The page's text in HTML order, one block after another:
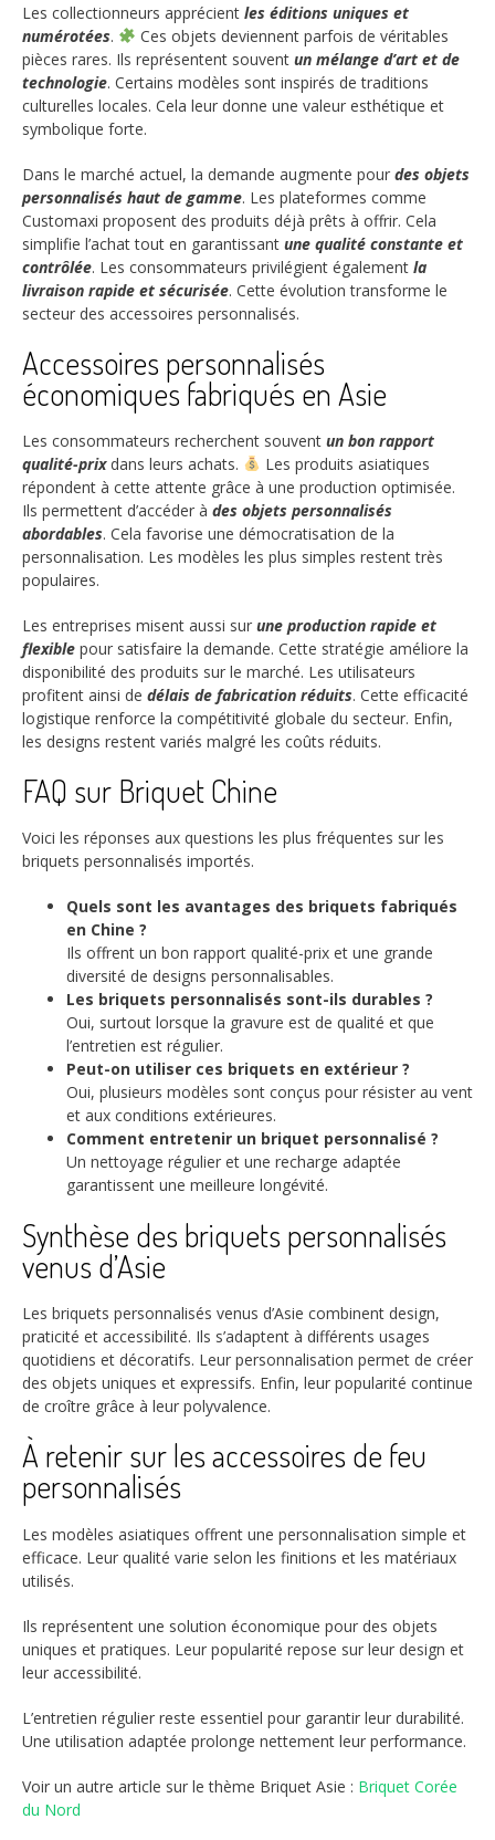
Les collectionneurs apprécient les éditions uniques et
numérotées.
Ces objets deviennent parfois de véritables
pièces rares. Ils représentent souvent un mélange d’art et de
technologie. Certains modèles sont inspirés de traditions
culturelles locales. Cela leur donne une valeur esthétique et
symbolique forte.
Dans le marché actuel, la demande augmente pour des objets
personnalisés haut de gamme. Les plateformes comme
Customaxi proposent des produits déjà prêts à offrir. Cela
simplifie l’achat tout en garantissant une qualité constante et
contrôlée. Les consommateurs privilégient également la
livraison rapide et sécurisée. Cette évolution transforme le
secteur des accessoires personnalisés.
Accessoires personnalisés
économiques fabriqués en Asie
Les consommateurs recherchent souvent un bon rapport
qualité-prixdans leurs achats.
Les produits asiatiques
répondent à cette attente grâce à une production optimisée.
Ils permettent d’accéder à des objets personnalisés
abordables. Cela favorise une démocratisation de la
personnalisation. Les modèles les plus simples restent très
populaires.
Les entreprises misent aussi sur une production rapide et
flexible pour satisfaire la demande. Cette stratégie améliore la
disponibilité des produits sur le marché. Les utilisateurs
profitent ainsi de délais de fabrication réduits. Cette efficacité
logistique renforce la compétitivité globale du secteur. Enfin,
les designs restent variés malgré les coûts réduits.
FAQ sur Briquet Chine
Voici les réponses aux questions les plus fréquentes sur les
briquets personnalisés importés.
Quels sont les avantages des briquets fabriqués
en Chine ?
Ils offrent un bon rapport qualité-prix et une grande
diversité de designs personnalisables.
Les briquets personnalisés sont-ils durables ?
Oui, surtout lorsque la gravure est de qualité et que
l’entretien est régulier.
Peut-on utiliser ces briquets en extérieur ?
Oui, plusieurs modèles sont conçus pour résister au vent
et aux conditions extérieures.
Comment entretenir un briquet personnalisé ?
Un nettoyage régulier et une recharge adaptée
garantissent une meilleure longévité.
Synthèse des briquets personnalisés
venus d’Asie
Les briquets personnalisés venus d’Asie combinent design,
praticité et accessibilité. Ils s’adaptent à différents usages
quotidiens et décoratifs. Leur personnalisation permet de créer
des objets uniques et expressifs. Enfin, leur popularité continue
de croître grâce à leur polyvalence.
À retenir sur les accessoires de feu
personnalisés
Les modèles asiatiques offrent une personnalisation simple et
efficace. Leur qualité varie selon les finitions et les matériaux
utilisés.
Ils représentent une solution économique pour des objets
uniques et pratiques. Leur popularité repose sur leur design et
leur accessibilité.
L’entretien régulier reste essentiel pour garantir leur durabilité.
Une utilisation adaptée prolonge nettement leur performance.
Voir un autre article sur le thème Briquet Asie : Briquet Corée
du Nord